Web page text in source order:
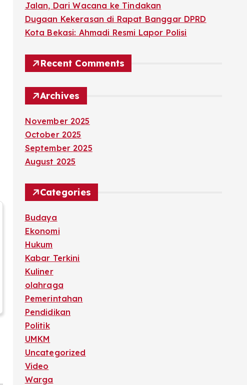
Jalan, Dari Wacana ke Tindakan
Dugaan Kekerasan di Rapat Banggar DPRD
Kota Bekasi: Ahmadi Resmi Lapor Polisi
Recent Comments
Archives
November 2025
October 2025
September 2025
August 2025
Categories
Budaya
Ekonomi
Hukum
Kabar Terkini
Kuliner
olahraga
Pemerintahan
Pendidikan
Politik
UMKM
Uncategorized
Video
Warga